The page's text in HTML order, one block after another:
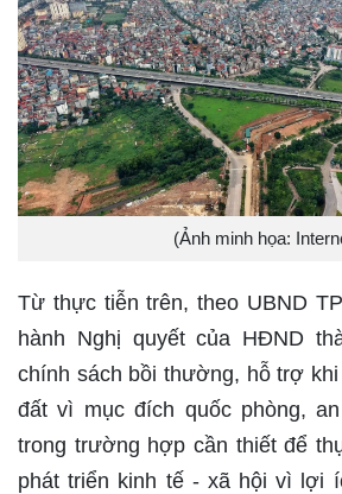
(Ảnh minh họa:
Từ thực tiễn trên, theo UBND
hành Nghị quyết của HĐND
chính sách bồi thường, hỗ trợ
đất vì mục đích quốc phòng,
trong trường hợp cần thiết để
phát triển kinh tế - xã hội vì lợi